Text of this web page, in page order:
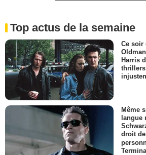
Top actus de la semaine
Ce soir
Harris
thrillers
Même
langue
droit